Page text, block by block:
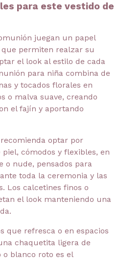
para este vestido de
juegan un papel
permiten realzar su
el look al estilo de cada
para niña combina de
y tocados florales en
o malva suave, creando
el fajín y aportando
optar por
cómodos y flexibles, en
o nude, pensados para
toda la ceremonia y las
Los calcetines finos o
el look manteniendo una
que refresca o en espacios
chaquetita ligera de
blanco roto es el